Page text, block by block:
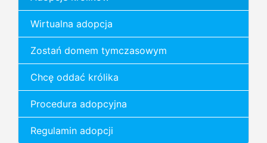
Wirtualna adopcja
Zostań domem tymczasowym
Chcę oddać królika
Procedura adopcyjna
Regulamin adopcji